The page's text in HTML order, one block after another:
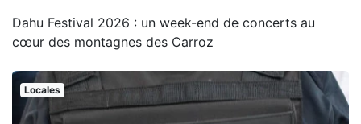
Dahu Festival 2026 : un week-end de concerts au
cœur des montagnes des Carroz
Locales